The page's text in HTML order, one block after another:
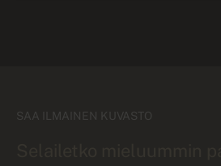
SAA ILMAINEN KUVASTO